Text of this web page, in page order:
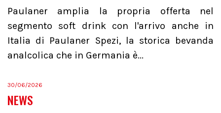
Paulaner amplia la propria offerta nel
segmento soft drink con l'arrivo anche in
Italia di Paulaner Spezi, la storica bevanda
analcolica che in Germania è...
30/06/2026
NEWS